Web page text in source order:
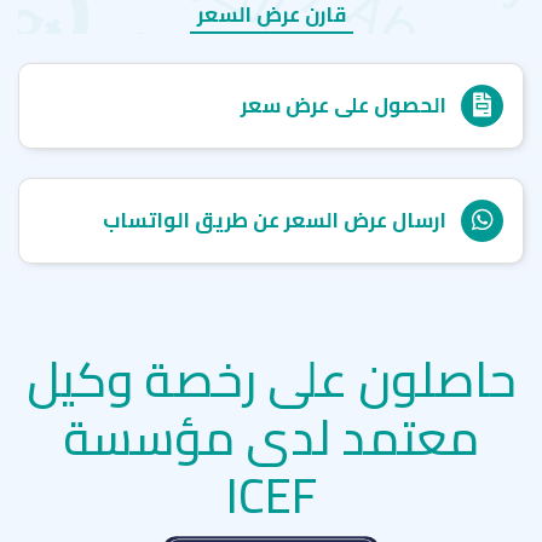
قارن عرض السعر
الحصول على عرض سعر
ارسال عرض السعر عن طريق الواتساب
حاصلون على رخصة وكيل
معتمد لدى مؤسسة
ICEF